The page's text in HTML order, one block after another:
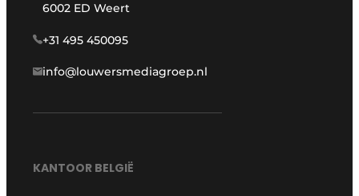
6002 ED Weert
+31 495 450095
info@louwersmediagroep.nl
KANTOOR BELGIË